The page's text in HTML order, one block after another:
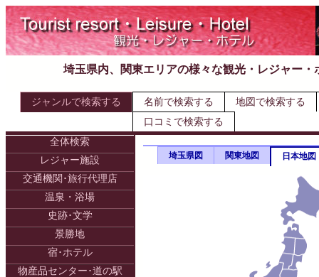
埼玉県内、関東エリアの様々な観光・レジャー
ジャンルで検索する 名前で検索する
地図で検索する
口コミで検索する
全体検索
レジャー施設
交通機関･旅行代理店
温泉・浴場
史跡･文学
景勝地
宿･ホテル
物産品センター･道の駅
埼玉県図 関東地図 日本地図